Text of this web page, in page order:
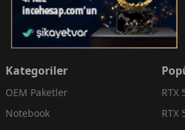
Kategoriler
OEM Paketler
Notebook
RTX
RTX